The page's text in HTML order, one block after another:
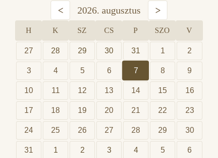
< 2026. augusztus >
H K SZ CS P SZO V
27 28 29 30 31 1 2
3 4 5 6 7 8 9
10 11 12 13 14 15 16
17 18 19 20 21 22 23
24 25 26 27 28 29 30
31 1 2 3 4 5 6